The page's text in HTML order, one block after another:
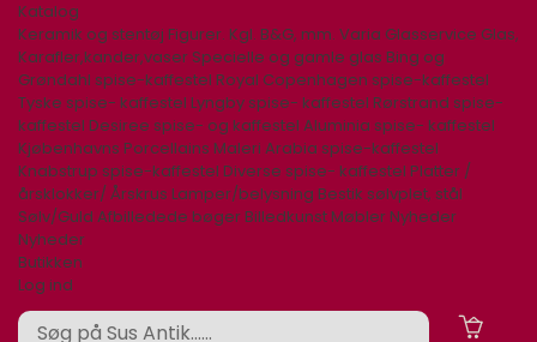
Katalog
Keramik og stentøj Figurer. Kgl. B&G, mm. Varia Glasservice Glas,
Karafler,kander,vaser Specielle og gamle glas Bing og
Grøndahl spise-kaffestel Royal Copenhagen spise-kaffestel
Tyske spise- kaffestel Lyngby spise- kaffestel Rørstrand spise-
kaffestel Desiree spise- og kaffestel Aluminia spise- kaffestel
Kjøbenhavns Porcellains Maleri Arabia spise-kaffestel
Knabstrup spise-kaffestel Diverse spise- kaffestel Platter /
årsklokker/ Årskrus Lamper/belysning Bestik sølvplet, stål
Sølv/Guld Afbilledede bøger Billedkunst Møbler Nyheder
Nyheder
Butikken
Log ind